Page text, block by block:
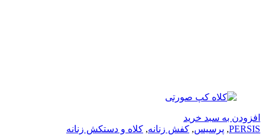
سبد خرید
پرسیس, کفش زنانه,کلاه و دستکش زنانه